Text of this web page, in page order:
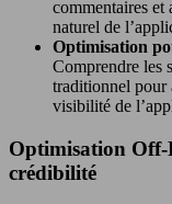
commentaires et
naturel de
Optimisation
Comprendre les
traditionnel pour
visibilité de
Optimisation Off-
crédibilité